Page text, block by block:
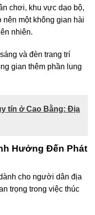
chơi, khu vực dạo bộ,
nên một không gian hài
nhiên.
và đèn trang trí
gian thêm phần lung
tín ở Cao Bằng: Địa
Hưởng Đến Phát
cho người dân địa
trọng trong việc thúc